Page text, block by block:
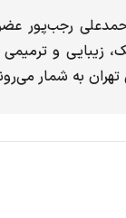
رجب‌پور
زیبایی و
تهران به شمار